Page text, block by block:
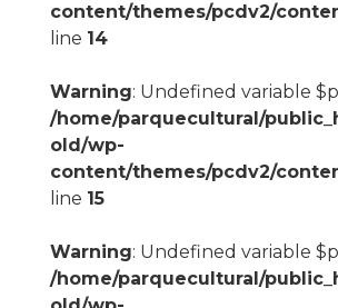
content/themes/pcdv2/
line 14
Warning: Undefined variable
/home/parquecultural/
old/wp-
content/themes/pcdv2/
line 15
Warning: Undefined variable
/home/parquecultural/